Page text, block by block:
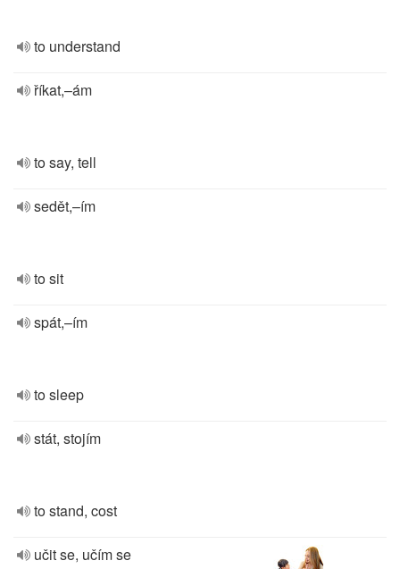
to understand
říkat,–ám
to say, tell
sedět,–ím
to sit
spát,–ím
to sleep
stát, stojím
to stand, cost
učit se, učím se